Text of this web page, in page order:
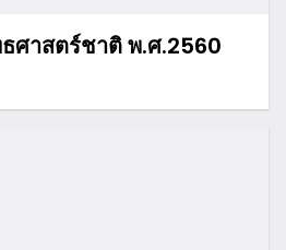
าสตร์ชาติ พ.ศ.2560